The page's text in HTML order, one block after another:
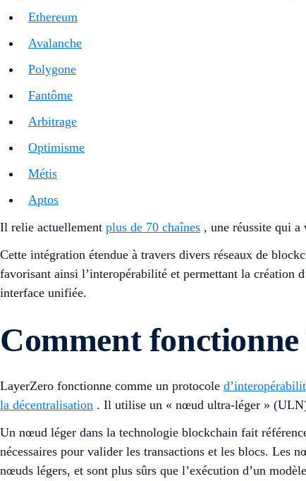
Ethereum
Avalanche
Polygone
Fantôme
Arbitrage
Optimisme
Métis
Aptos
Il relie actuellement plus de 70 chaînes , une réussite qui a
Cette intégration étendue à travers divers réseaux de
favorisant ainsi l’interopérabilité et permettant la création
interface unifiée.
Comment
LayerZero fonctionne comme un protocole
la décentralisation . Il utilise un « nœud ultra-léger » (ULN),
Un nœud léger dans la technologie blockchain fait
nécessaires pour valider les transactions et les blocs. Les
nœuds légers, et sont plus sûrs que l’exécution d’un